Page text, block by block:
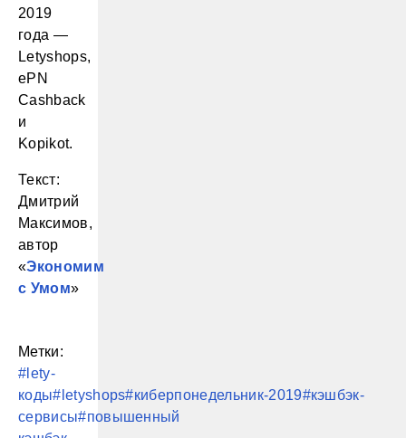
2019
года —
Letyshops,
ePN
Cashback
и
Kopikot.
Текст:
Дмитрий
Максимов,
автор
«Экономим
с Умом»
Метки:
#lety-
коды#letyshops#киберпонедельник-2019#кэшбэк-
сервисы#повышенный